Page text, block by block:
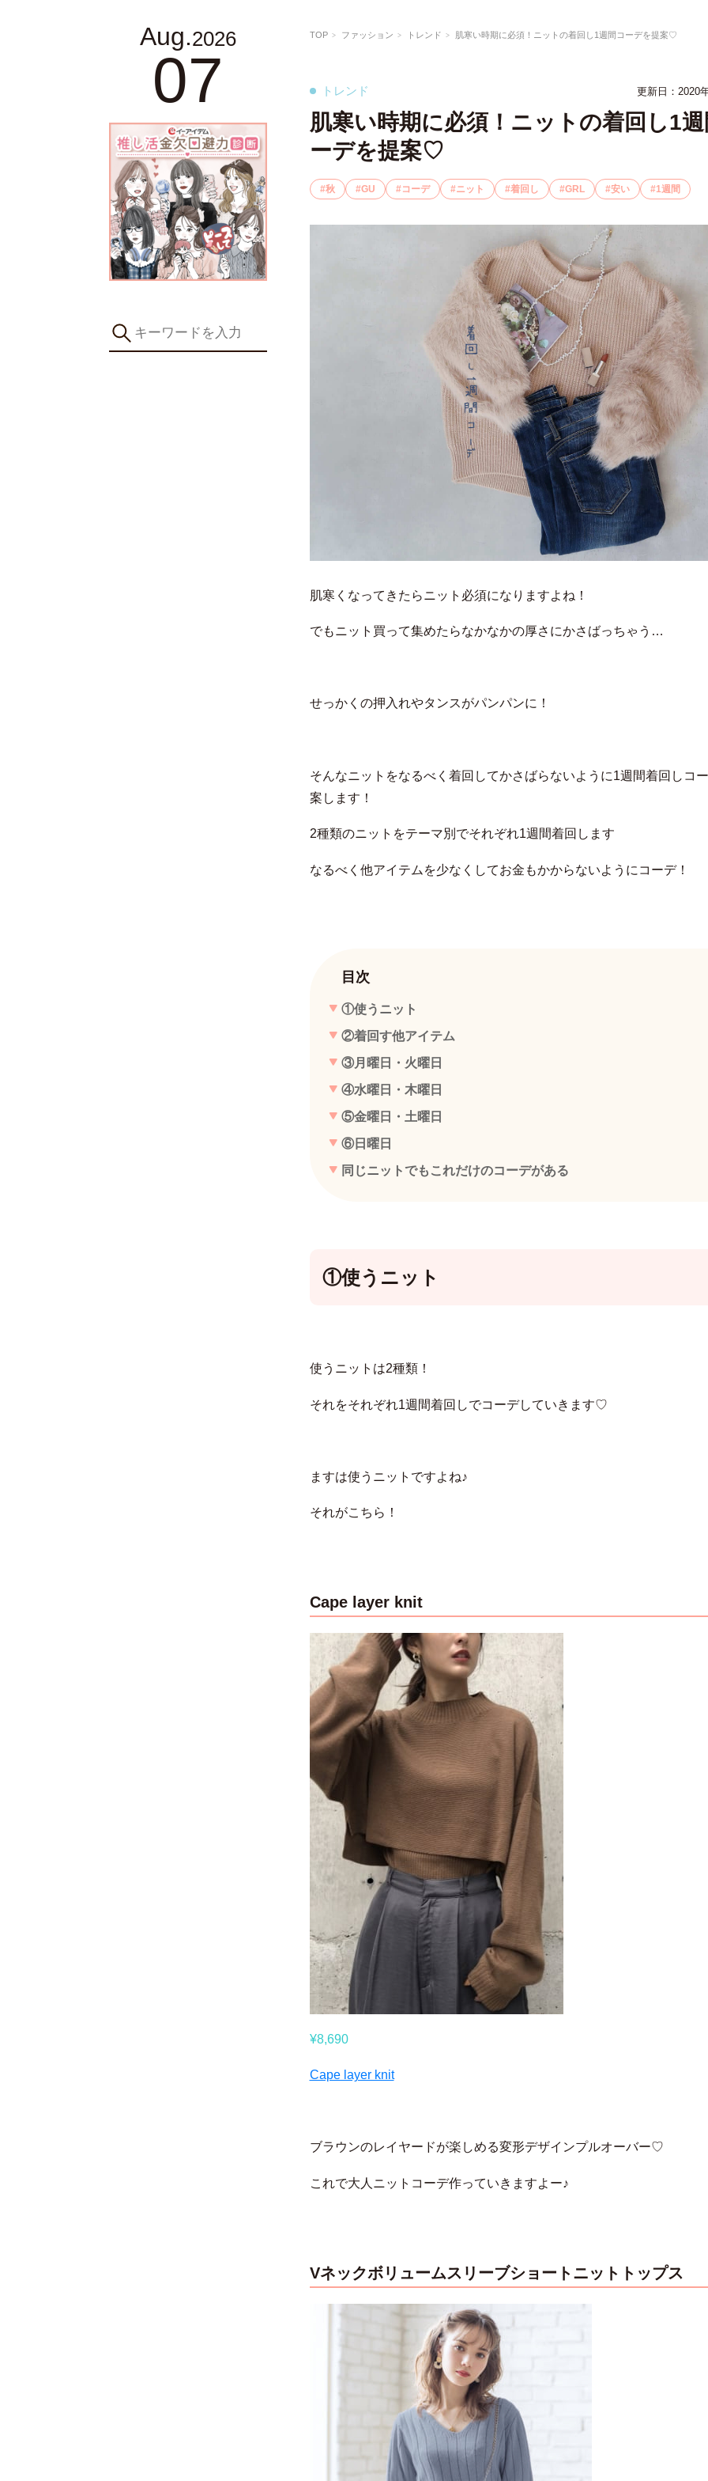
Aug.2026
07
TOP ファッション トレンド 肌寒い時期に必須！ニットの着回し1週間コーデを提案♡
トレンド 更新日：2020
肌寒い時期に必須！ニットの着回し1週
ーデを提案♡
秋 GU コーデ ニット 着回し GRL 安い 1週間
肌寒くなってきたらニット必須になりますよね！
でもニット買って集めたらなかなかの厚さにかさばっちゃう…
せっかくの押入れやタンスがパンパンに！
そんなニットをなるべく着回してかさばらないように1週間着回しコ
案します！
2種類のニットをテーマ別でそれぞれ1週間着回します
なるべく他アイテムを少なくしてお金もかからないようにコーデ！
目次
①使うニット
②着回す他アイテム
③月曜日・火曜日
④水曜日・木曜日
⑤金曜日・土曜日
⑥日曜日
同じニットでもこれだけのコーデがある
①使うニット
使うニットは2種類！
それをそれぞれ1週間着回しでコーデしていきます♡
ますは使うニットですよね♪
それがこちら！
Cape layer knit
¥8,690
Cape layer knit
ブラウンのレイヤードが楽しめる変形デザインプルオーバー♡
これで大人ニットコーデ作っていきますよー♪
Vネックボリュームスリーブショートニットトップス